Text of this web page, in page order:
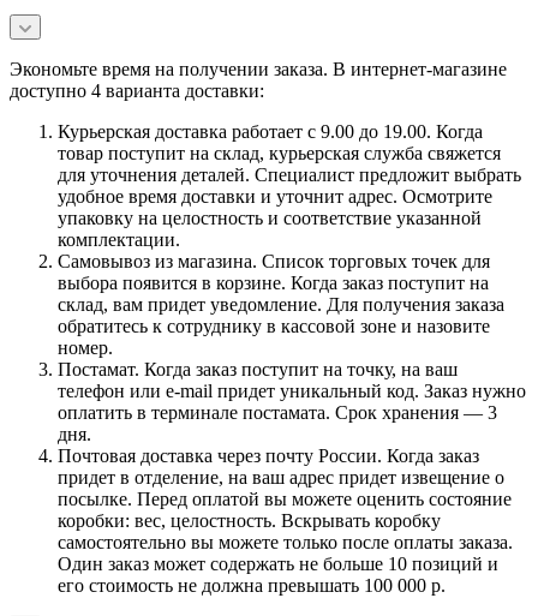
Экономьте время на получении заказа. В интернет-магазине
доступно 4 варианта доставки:
Курьерская доставка работает с 9.00 до 19.00. Когда
товар поступит на склад, курьерская служба свяжется
для уточнения деталей. Специалист предложит выбрать
удобное время доставки и уточнит адрес. Осмотрите
упаковку на целостность и соответствие указанной
комплектации.
Самовывоз из магазина. Список торговых точек для
выбора появится в корзине. Когда заказ поступит на
склад, вам придет уведомление. Для получения заказа
обратитесь к сотруднику в кассовой зоне и назовите
номер.
Постамат. Когда заказ поступит на точку, на ваш
телефон или e-mail придет уникальный код. Заказ нужно
оплатить в терминале постамата. Срок хранения — 3
дня.
Почтовая доставка через почту России. Когда заказ
придет в отделение, на ваш адрес придет извещение о
посылке. Перед оплатой вы можете оценить состояние
коробки: вес, целостность. Вскрывать коробку
самостоятельно вы можете только после оплаты заказа.
Один заказ может содержать не больше 10 позиций и
его стоимость не должна превышать 100 000 р.